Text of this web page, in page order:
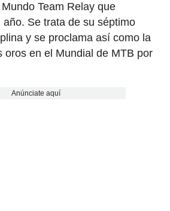
Team Relay que
Se trata de su séptimo
y se proclama así como la
oros en el Mundial de MTB por
Anúnciate aquí